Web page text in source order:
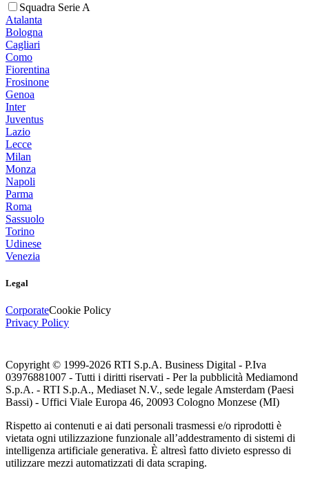
Squadra Serie A
Atalanta
Bologna
Cagliari
Como
Fiorentina
Frosinone
Genoa
Inter
Juventus
Lazio
Lecce
Milan
Monza
Napoli
Parma
Roma
Sassuolo
Torino
Udinese
Venezia
Legal
CorporateCookie Policy
Privacy Policy
Copyright © 1999-2026 RTI S.p.A. Business Digital - P.Iva
03976881007 - Tutti i diritti riservati - Per la pubblicità Mediamond
S.p.A. - RTI S.p.A., Mediaset N.V., sede legale Amsterdam (Paesi
Bassi) - Uffici Viale Europa 46, 20093 Cologno Monzese (MI)
Rispetto ai contenuti e ai dati personali trasmessi e/o riprodotti è
vietata ogni utilizzazione funzionale all’addestramento di sistemi di
intelligenza artificiale generativa. È altresì fatto divieto espresso di
utilizzare mezzi automatizzati di data scraping.